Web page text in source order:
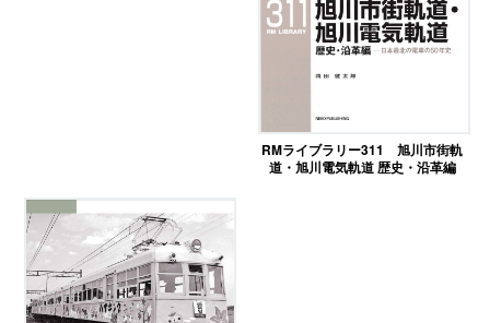
RMライブラリー311 旭川市街軌
道・旭川電気軌道 歴史・沿革編